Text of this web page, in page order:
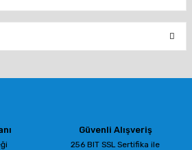
ilk yorumu siz yapın!
Yorum Yaz
veya görüntülenemiyor.
Güvenli Alışveriş
256 BIT SSL Sertifika ile